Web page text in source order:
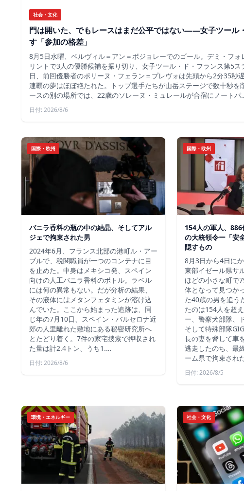
社会・文化
門は開いた、でもレースはまだ公平ではない――女子ツール
す「参加の格差」
8月5日水曜、ベルヴィル＝アン＝ボジョレーでのゴール。デミ・フ
リントで3人の優勝候補を振り切り、女子ツール・ド・フランス第5ス
日、前回優勝者のポリーヌ・フェラン＝プレヴォは先頭から2分35秒
連覇の夢はほぼ絶たれた。トップ選手たちが山岳ステージで数十秒を
ースの別の場所では、22歳のソレーヌ・ミュレールが合宿にノートパ
日付: 2026/8/6
国際・欧州
バニラ香料の瓶の中の結晶、そしてアル
ジェで拘束された男
2024年6月、フランス北部の港町ル・アー
ブルで、税関職員が一つのコンテナに目
を止めた。中身はメキシコ発、スペイン
向けの人工バニラ香料のボトル。ラベル
には何の異常もない。だが分析の結果、
その液体にはメタンフェタミンが溶け込
んでいた。ここから始まった追跡は、同
じ年の7月10日、スペイン・バルセロナ近
郊の人里離れた敷地にある秘密研究所へ
とたどり着く。7件の家宅捜索で押収され
た量は計2.4トン、うち1.…
日付: 2026/8/6
国際・欧州
154人の軍人、
の大統領令ー「安
隠すもの
8月3日から4日に
東部イゼール県サ
ほどの小さな町で
体となって見つか
た40歳の男を追う
たのは154人を超
ー、警察犬部隊、
そして特殊部隊
長の妻を脅して車
逃走したのち、最
ーム県で拘束された
日付: 2026/8/5
環境・エネルギー 社会・文化